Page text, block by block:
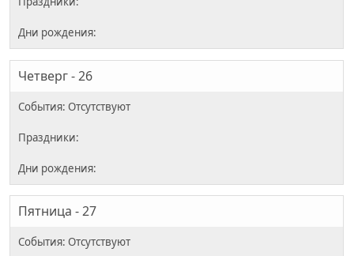
Четверг - 26
Пятница - 27